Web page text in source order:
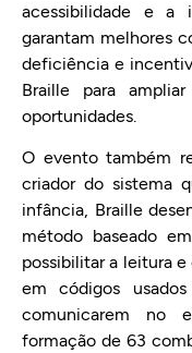
acessibilidade e a
garantam melhores
deficiência e
Braille para
oportunidades.
O evento também
criador do sistema
infância, Braille
método baseado
possibilitar a leitura e
em códigos
comunicarem no
formação de 63